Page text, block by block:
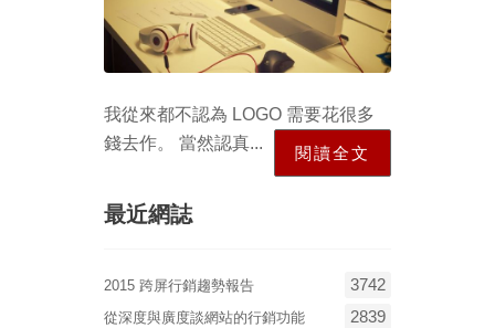
我從來都不認為 LOGO 需要花很多
錢去作。 當然認真...
閱讀全文
最近網誌
2015 跨屏行銷趨勢報告 3742
從深度與廣度談網站的行銷功能 2839